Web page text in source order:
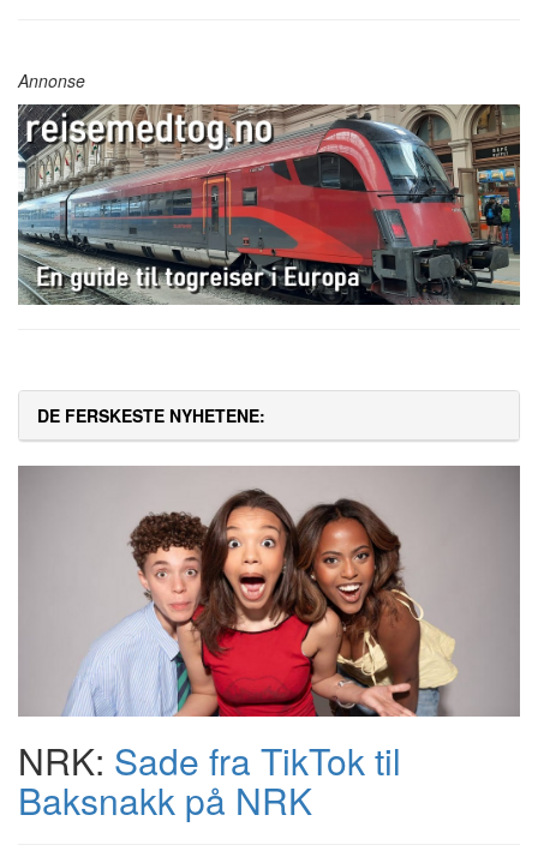
Annonse
DE FERSKESTE NYHETENE:
NRK: Sade fra TikTok til
Baksnakk på NRK